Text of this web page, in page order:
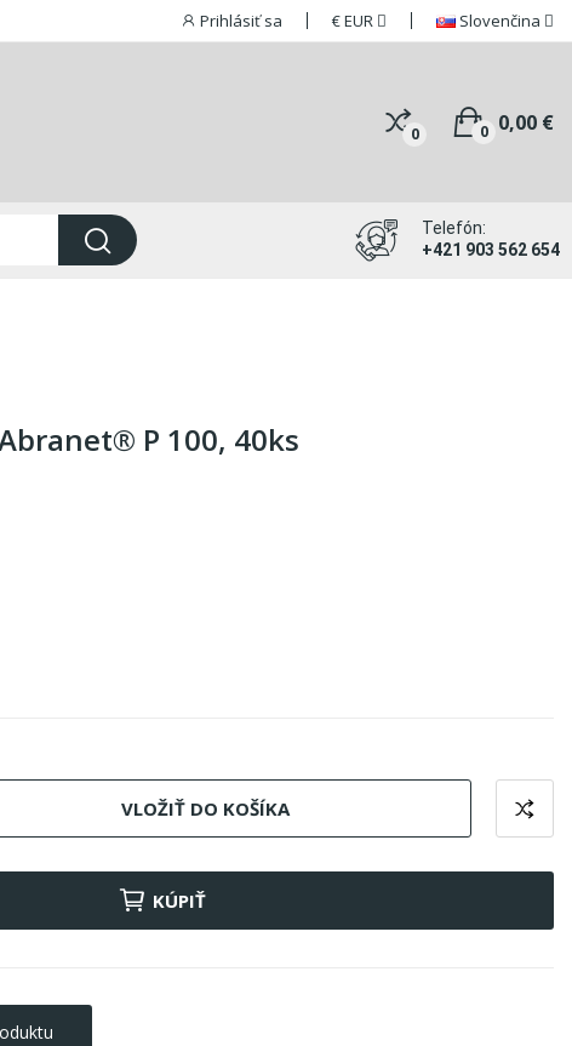
Prihlásiť sa €EUR Slovenčina
0 0,00 €
0
Telefón:
+421 903 562 654
P 100, 40ks
VLOŽIŤ DO KOŠÍKA
KÚPIŤ